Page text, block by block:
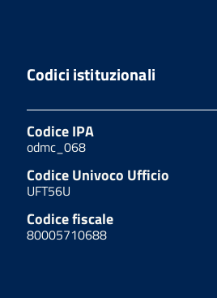
Codici istituzionali
Codice IPA
odmc_068
Codice Univoco Ufficio
UFT56U
Codice fiscale
80005710688